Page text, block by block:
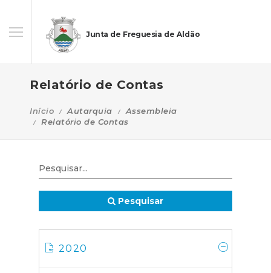
Junta de Freguesia de Aldão
Relatório de Contas
Início Autarquia
Assembleia
Relatório de Contas
Pesquisar
2020